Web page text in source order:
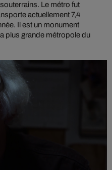
Le métro fut
actuellement 7,4
Il est un monument
plus grande métropole du